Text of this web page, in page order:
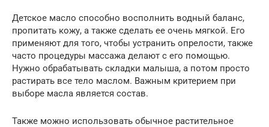
Детское масло способно восполнить водный баланс,
пропитать кожу, а также сделать ее очень мягкой. Его
применяют для того, чтобы устранить опрелости, также
часто процедуры массажа делают с его помощью.
Нужно обрабатывать складки малыша, а потом просто
растирать все тело маслом. Важным критерием при
выборе масла является состав.
Также можно использовать обычное растительное